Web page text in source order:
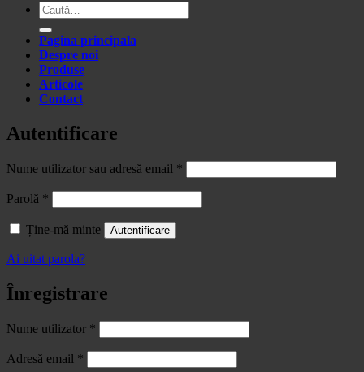
Caută
după:
Pagina principala
Despre noi
Produse
Articole
Contact
Autentificare
Nume utilizator sau adresă email *
Parolă *
Ține-mă minte Autentificare
Ai uitat parola?
Înregistrare
Nume utilizator *
Adresă email *